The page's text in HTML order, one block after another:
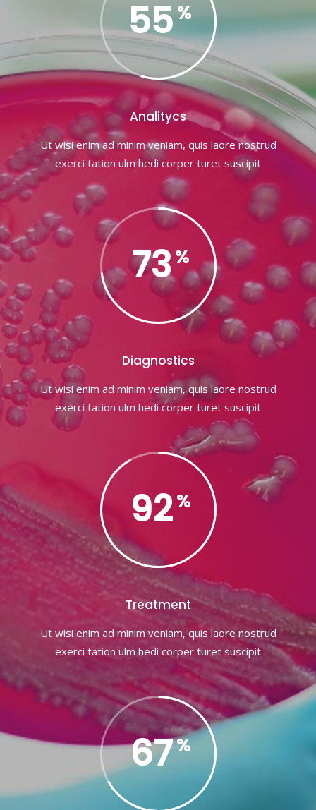
55
Analitycs
Ut wisi enim ad minim veniam, quis laore nostrud
exerci tation ulm hedi corper turet suscipit
73
Diagnostics
Ut wisi enim ad minim veniam, quis laore nostrud
exerci tation ulm hedi corper turet suscipit
92
Treatment
Ut wisi enim ad minim veniam, quis laore nostrud
exerci tation ulm hedi corper turet suscipit
67